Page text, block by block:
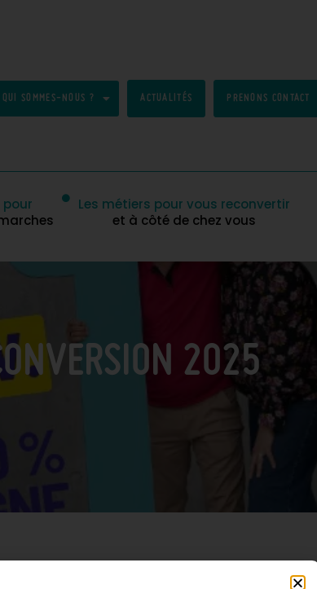
QUI SOMMES-NOUS ? ACTUALITÉS PRENONS CONTACT
pour
Les métiers pour vous reconvertir
et à côté de chez vous
2025